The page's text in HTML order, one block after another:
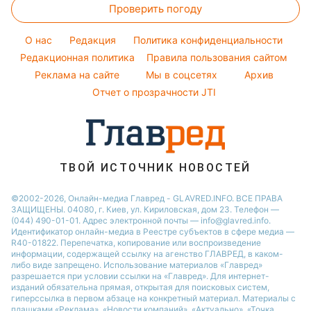
Новости Одессы
Советы от Андре Тана
Женские стрижки
Уборка
Авто
Денежная помощь
Тарифы
Курс валют
Проверить погоду
O нас Редакция
Политика конфиденциальности
Редакционная политика
Правила пользования сайтом
Реклама на сайте
Мы в соцсетях
Архив
Отчет о прозрачности JTI
ТВОЙ ИСТОЧНИК НОВОСТЕЙ
©2002-2026, Онлайн-медиа Главред - GLAVRED.INFO. ВСЕ ПРАВА
ЗАЩИЩЕНЫ. 04080, г. Киев, ул. Кириловская, дом 23. Телефон —
(044) 490-01-01. Адрес электронной почты — info@glavred.info.
Идентификатор онлайн-медиа в Реестре cубъектов в сфере медиа —
R40-01822. Перепечатка, копирование или воспроизведение
информации, содержащей ссылку на агенство ГЛАВРЕД, в каком-
либо виде запрещено. Использование материалов «Главред»
разрешается при условии ссылки на «Главред». Для интернет-
изданий обязательна прямая, открытая для поисковых систем,
гиперссылка в первом абзаце на конкретный материал. Материалы с